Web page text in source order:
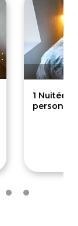
1 Nuitée